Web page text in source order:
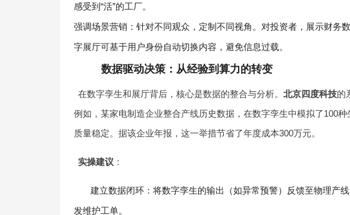
感受到“活”的工厂。
强调场景营销：针对不同观众，定制不同视角。对投资者，展示财务
字展厅可基于用户身份自动切换内容，避免信息过载。
数据驱动决策：从经验到算力的转变
在数字孪生和展厅背后，核心是数据的整合与分析。北京四度科技的
例如，某家电制造企业整合产线历史数据，在数字孪生中模拟了100
质量稳定。据该企业年报，这一举措节省了年度成本300万元。
实操建议 ：
建立数据闭环：将数字孪生的输出（如异常预警）反馈至物理产
发维护工单。